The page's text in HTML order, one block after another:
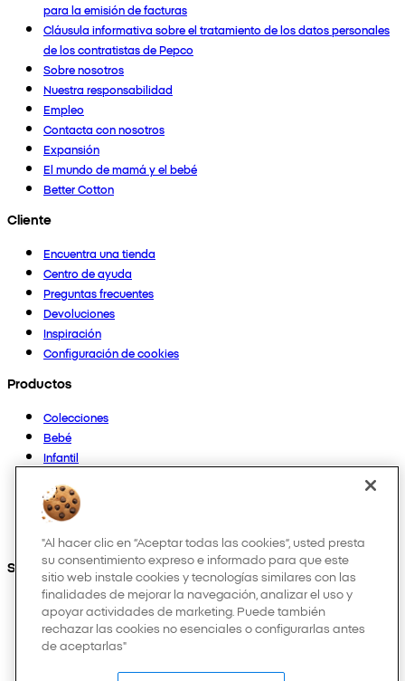
para la emisión de facturas
Cláusula informativa sobre el tratamiento de los datos personales
de los contratistas de Pepco
Sobre nosotros
Nuestra responsabilidad
Empleo
Contacta con nosotros
Expansión
El mundo de mamá y el bebé
Better Cotton
Cliente
Encuentra una tienda
Centro de ayuda
Preguntas frecuentes
Devoluciones
Inspiración
Configuración de cookies
Productos
Colecciones
Bebé
Infantil
Mujer
Hombre
Otros
Síguenos en:
"Al hacer clic en “Aceptar todas las cookies”, usted presta
su consentimiento expreso e informado para que este
sitio web instale cookies y tecnologías similares con las
finalidades de mejorar la navegación, analizar el uso y
apoyar actividades de marketing. Puede también
rechazar las cookies no esenciales o configurarlas antes
de aceptarlas"